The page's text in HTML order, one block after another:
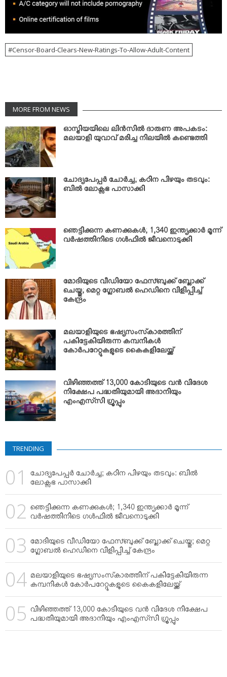
Censor-Board-Clears-New-Ratings-To-Allow-Adult-Content
MORE FROM NEWS
ഓസ്ട്രിയയിലെ ലിന്‍സില്‍ ദാരുണ അപകടം:
മലയാളി യുവാവ് മരിച്ച നിലയില്‍ കണ്ടെത്തി
ചോദ്യപേപ്പര്‍ ചോര്‍ച്ച; കഠിന പിഴയും തടവും:
ബില്‍ ലോക്സഭ പാസാക്കി
ഞെട്ടിക്കുന്ന കണക്കുകള്‍; 1,340 ഇന്ത്യക്കാര്‍ മൂന്ന്
വര്‍ഷത്തിനിടെ ഗള്‍ഫില്‍ ജീവനൊടുക്കി
മോദിയുടെ വീഡിയോ ഫേസ്ബുക്ക് ബ്ലോക്ക്
ചെയ്തു; മെറ്റ ഗ്ലോബല്‍ ഹെഡിനെ വിളിപ്പിച്ച്
കേന്ദ്രം
മലയാളിയുടെ ഭഷ്യസംസ്‌കാരത്തിന്
പകിട്ടേകിയിരുന്ന കമ്പനികള്‍
കോര്‍പറേറ്റുകളുടെ കൈകളിലേയ്ക്ക്
വിഴിഞ്ഞത്ത് 13,000 കോടിയുടെ വന്‍ വിദേശ
നിക്ഷേപ പദ്ധതിയുമായി അദാനിയും
എംഎസ്‌സി ഗ്രൂപ്പും
TRENDING
ചോദ്യപേപ്പര്‍ ചോര്‍ച്ച; കഠിന പിഴയും തടവും: ബില്‍
ലോക്സഭ പാസാക്കി
ഞെട്ടിക്കുന്ന കണക്കുകള്‍; 1,340 ഇന്ത്യക്കാര്‍ മൂന്ന്
വര്‍ഷത്തിനിടെ ഗള്‍ഫില്‍ ജീവനൊടുക്കി
മോദിയുടെ വീഡിയോ ഫേസ്ബുക്ക് ബ്ലോക്ക് ചെയ്തു; മെറ്റ
ഗ്ലോബല്‍ ഹെഡിനെ വിളിപ്പിച്ച് കേന്ദ്രം
മലയാളിയുടെ ഭഷ്യസംസ്‌കാരത്തിന് പകിട്ടേകിയിരുന്ന
കമ്പനികള്‍ കോര്‍പറേറ്റുകളുടെ കൈകളിലേയ്ക്ക്
വിഴിഞ്ഞത്ത് 13,000 കോടിയുടെ വന്‍ വിദേശ നിക്ഷേപ
പദ്ധതിയുമായി അദാനിയും എംഎസ്‌സി ഗ്രൂപ്പും